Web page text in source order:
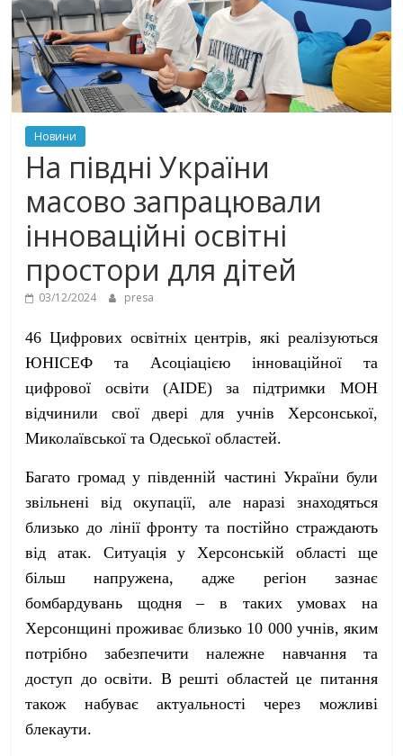
Новини
На півдні України
масово запрацювали
інноваційні освітні
простори для дітей
03/12/2024 presa
46 Цифрових освітніх центрів, які реалізуються
ЮНІСЕФ та Асоціацією інноваційної та
цифрової освіти (AIDE) за підтримки МОН
відчинили свої двері для учнів Херсонської,
Миколаївської та Одеської областей.
Багато громад у південній частині України були
звільнені від окупації, але наразі знаходяться
близько до лінії фронту та постійно страждають
від атак. Ситуація у Херсонській області ще
більш напружена, адже регіон зазнає
бомбардувань щодня – в таких умовах на
Херсонщині проживає близько 10 000 учнів, яким
потрібно забезпечити належне навчання та
доступ до освіти. В решті областей це питання
також набуває актуальності через можливі
блекаути.